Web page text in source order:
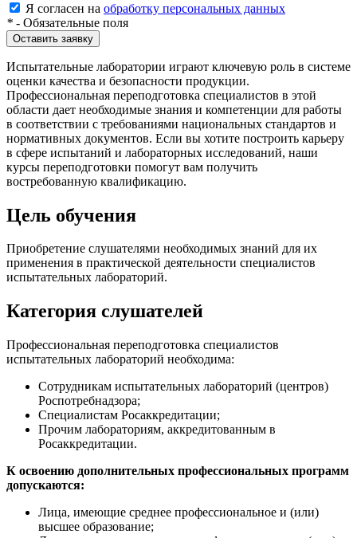
Я согласен на обработку персональных данных
* - Обязательные поля
Оставить заявку
Испытательные лаборатории играют ключевую роль в системе
оценки качества и безопасности продукции.
Профессиональная переподготовка специалистов в этой
области дает необходимые знания и компетенции для работы
в соответствии с требованиями национальных стандартов и
нормативных документов. Если вы хотите построить карьеру
в сфере испытаний и лабораторных исследований, наши
курсы переподготовки помогут вам получить
востребованную квалификацию.
Цель обучения
Приобретение слушателями необходимых знаний для их
применения в практической деятельности специалистов
испытательных лабораторий.
Категория слушателей
Профессиональная переподготовка специалистов
испытательных лабораторий необходима:
Сотрудникам испытательных лабораторий (центров)
Роспотребнадзора;
Специалистам Росаккредитации;
Прочим лабораториям, аккредитованным в
Росаккредитации.
К освоению дополнительных профессиональных программ
допускаются:
Лица, имеющие среднее профессиональное и (или)
высшее образование;